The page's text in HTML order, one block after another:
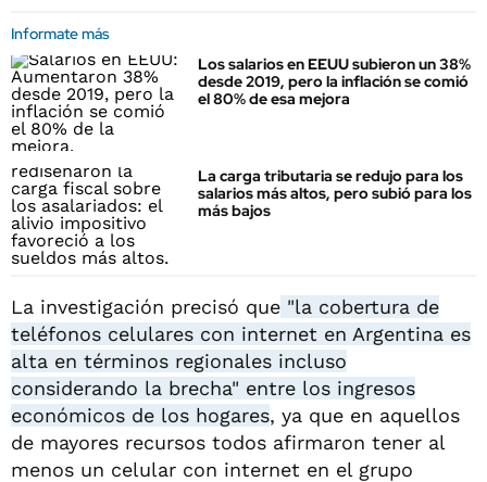
Informate más
Los salarios en EEUU subieron un 38%
desde 2019, pero la inflación se comió
el 80% de esa mejora
La carga tributaria se redujo para los
salarios más altos, pero subió para los
más bajos
La investigación precisó que "la cobertura de
teléfonos celulares con internet en Argentina es
alta en términos regionales incluso
considerando la brecha" entre los ingresos
económicos de los hogares, ya que en aquellos
de mayores recursos todos afirmaron tener al
menos un celular con internet en el grupo